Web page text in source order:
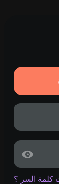
كلمة السر ؟